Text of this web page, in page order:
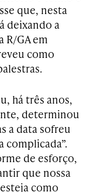
que, nesta
deixando a
R/GA em
como
há três anos,
determinou
a data sofreu
complicada”.
de esforço,
que nossa
como